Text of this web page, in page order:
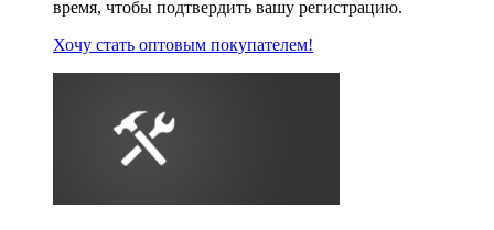
время, чтобы подтвердить вашу регистрацию.
Хочу стать оптовым покупателем!